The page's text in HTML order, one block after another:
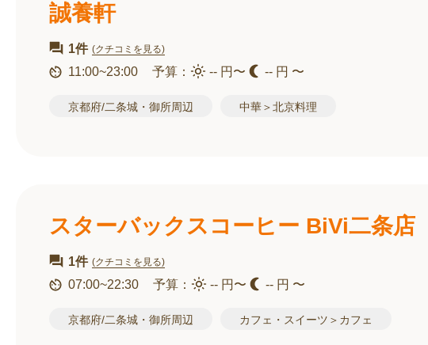
誠養軒
1件 (クチコミを見る)
11:00~23:00 予算： -- 円〜 -- 円 〜
京都府/二条城・御所周辺 中華＞北京料理
スターバックスコーヒー BiVi二条店
1件 (クチコミを見る)
07:00~22:30 予算： -- 円〜 -- 円 〜
京都府/二条城・御所周辺 カフェ・スイーツ＞カフェ